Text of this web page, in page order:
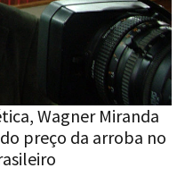
Wagner Miranda
preço da arroba no